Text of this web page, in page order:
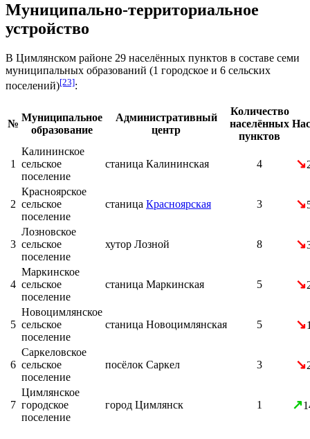
Муниципально-территориальное
устройство
В Цимлянском районе 29 населённых пунктов в составе семи
муниципальных образований (1 городское и 6 сельских
поселений)[23]:
№
Муниципальное
образование
Административный
центр
Количество
населённых
пунктов
1
Калининское
сельское
поселение
станица Калининская 4 ↘
2
Красноярское
сельское
поселение
станица Красноярская 3 ↘
3
Лозновское
сельское
поселение
хутор Лозной 8 ↘
4
Маркинское
сельское
поселение
станица Маркинская 5 ↘
5
Новоцимлянское
сельское
поселение
станица Новоцимлянская 5 ↘
6
Саркеловское
сельское
поселение
посёлок Саркел 3 ↘
7
Цимлянское
городское
поселение
город Цимлянск 1 ↗